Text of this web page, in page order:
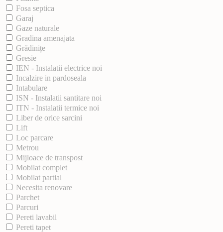
Fosa septica
Garaj
Gaze naturale
Gradina amenajata
Grădinițe
Gresie
IEN - Instalatii electrice noi
Incalzire in pardoseala
Intabulare
ISN - Instalatii santitare noi
ITN - Instalatii termice noi
Liber de orice sarcini
Lift
Loc parcare
Metrou
Mijloace de transpost
Mobilat complet
Mobilat partial
Necesita renovare
Parchet
Parcuri
Pereti lavabil
Pereti tapet